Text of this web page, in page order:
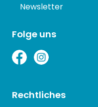
Newsletter
Folge uns
Rechtliches